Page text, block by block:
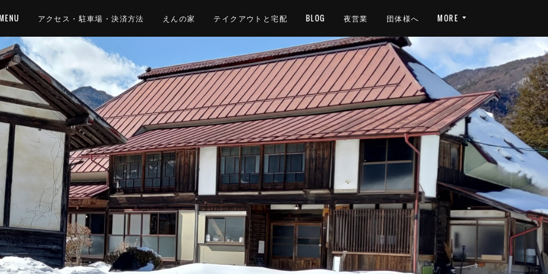
アクセス・駐車場・決済方法 えんの家 テイクアウトと宅配 BLOG 夜営業 団体様へ MORE